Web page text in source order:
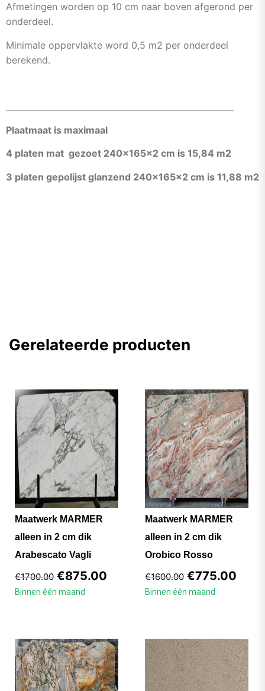
Afmetingen worden op 10 cm naar boven afgerond per
onderdeel.
Minimale oppervlakte word 0,5 m2 per onderdeel
berekend.
Plaatmaat is maximaal
4 platen mat gezoet 240x165x2 cm is 15,84 m2
3 platen gepolijst glanzend 240x165x2 cm is 11,88 m2
Gerelateerde producten
Maatwerk MARMER
alleen in 2 cm dik
Arabescato Vagli
€1700.00 €875.00
Binnen één maand
Maatwerk MARMER
alleen in 2 cm dik
Orobico Rosso
€1600.00 €775.00
Binnen één maand